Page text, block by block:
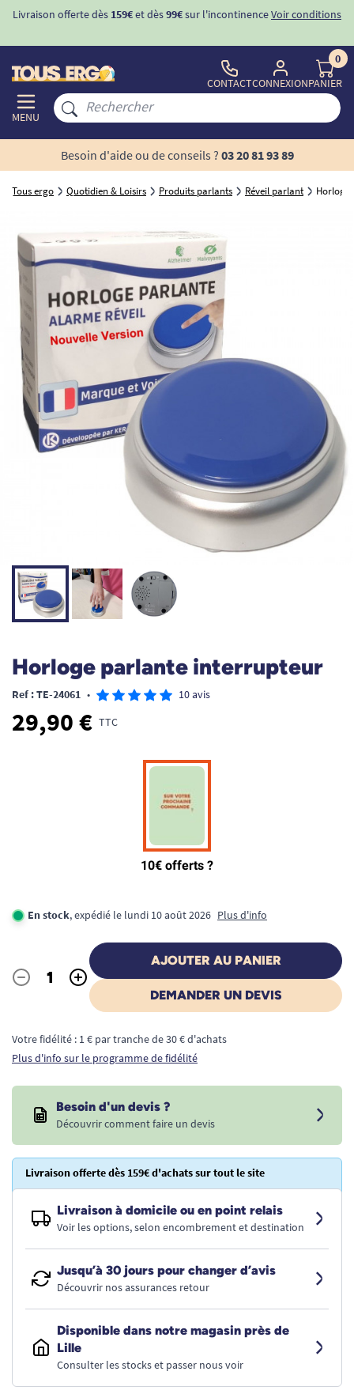
Livraison offerte dès 159€et dès99€sur l'incontinenceVoir conditions
MENU
CONTACTCONNEXION
0
PANIER
Besoin d'aide ou de conseils ? 03 20 81 93 89
Tous ergo Quotidien & Loisirs Produits parlants Réveil parlant
Horloge parlante interrupteur
Ref : TE-24061 • 10 avis
29,90 € TTC
En stock, expédié le lundi 10 août 2026 Plus d'info
Quantité
- +
AJOUTER AU PANIER
DEMANDER UN DEVIS
Votre fidélité : 1 € par tranche de 30 € d'achats
Plus d'info sur le programme de fidélité
Besoin d'un devis ?
Découvrir comment faire un devis
Livraison offerte dès 159€ d'achats sur tout le site
Livraison à domicile ou en point relais
Voir les options, selon encombrement et destination
Jusqu’à 30 jours pour changer d’avis
Découvrir nos assurances retour
Disponible dans notre magasin près de
Lille
Consulter les stocks et passer nous voir